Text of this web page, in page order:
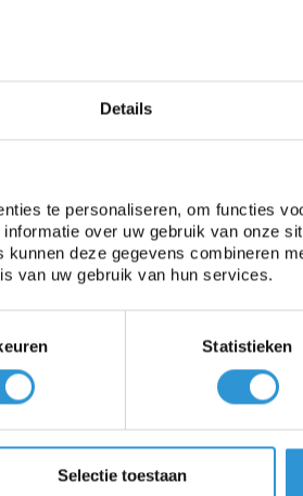
Details
te personaliseren, om functies
over uw gebruik van onze
deze gegevens combineren
van uw gebruik van hun services.
Statistieken
Selectie toestaan
€ 8,95 -
400 micron
1 werkdag